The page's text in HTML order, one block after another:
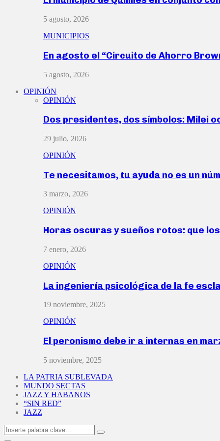
5 agosto, 2026
MUNICIPIOS
En agosto el “Circuito de Ahorro
5 agosto, 2026
OPINIÓN
OPINIÓN
Dos presidentes, dos símbolos: Milei
29 julio, 2026
OPINIÓN
Te necesitamos, tu ayuda no es un
3 marzo, 2026
OPINIÓN
Horas oscuras y sueños rotos: que
7 enero, 2026
OPINIÓN
La ingeniería psicológica de la fe
19 noviembre, 2025
OPINIÓN
El peronismo debe ir a internas en
5 noviembre, 2025
LA PATRIA SUBLEVADA
MUNDO SECTAS
JAZZ Y HABANOS
“SIN RED”
JAZZ
Search
for:
Search